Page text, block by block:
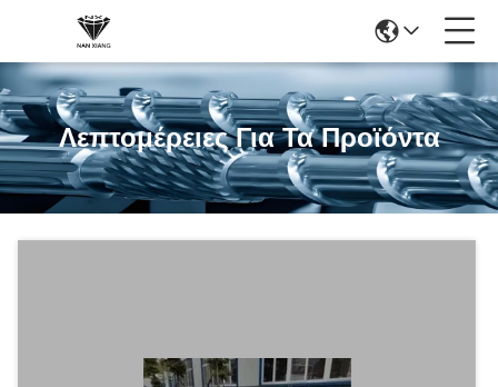
Λεπτομέρειες Για Τα Προϊόντα